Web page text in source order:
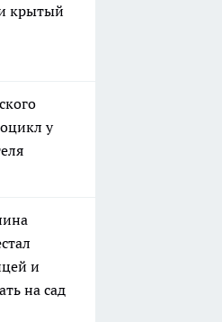
крытый
у
и
на сад